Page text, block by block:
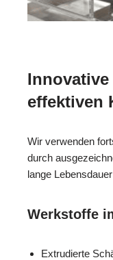
effektiven
Wir verwenden
durch
lange
Werkstoffe
Extrudierte